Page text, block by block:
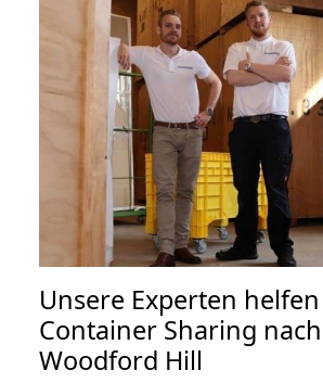
Unsere Experten
Container Sharing nach
Woodford Hill